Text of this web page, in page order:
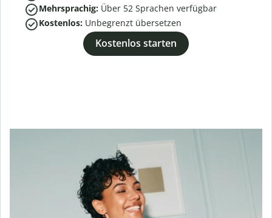
Mehrsprachig: Über 52 Sprachen verfügbar
Kostenlos: Unbegrenzt übersetzen
Kostenlos starten